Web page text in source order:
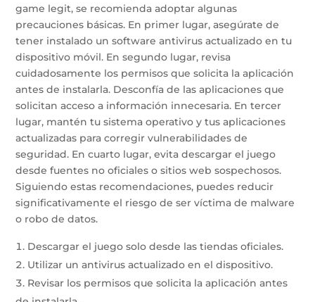
game legit, se recomienda adoptar algunas
precauciones básicas. En primer lugar, asegúrate de
tener instalado un software antivirus actualizado en tu
dispositivo móvil. En segundo lugar, revisa
cuidadosamente los permisos que solicita la aplicación
antes de instalarla. Desconfía de las aplicaciones que
solicitan acceso a información innecesaria. En tercer
lugar, mantén tu sistema operativo y tus aplicaciones
actualizadas para corregir vulnerabilidades de
seguridad. En cuarto lugar, evita descargar el juego
desde fuentes no oficiales o sitios web sospechosos.
Siguiendo estas recomendaciones, puedes reducir
significativamente el riesgo de ser víctima de malware
o robo de datos.
Descargar el juego solo desde las tiendas oficiales.
Utilizar un antivirus actualizado en el dispositivo.
Revisar los permisos que solicita la aplicación antes